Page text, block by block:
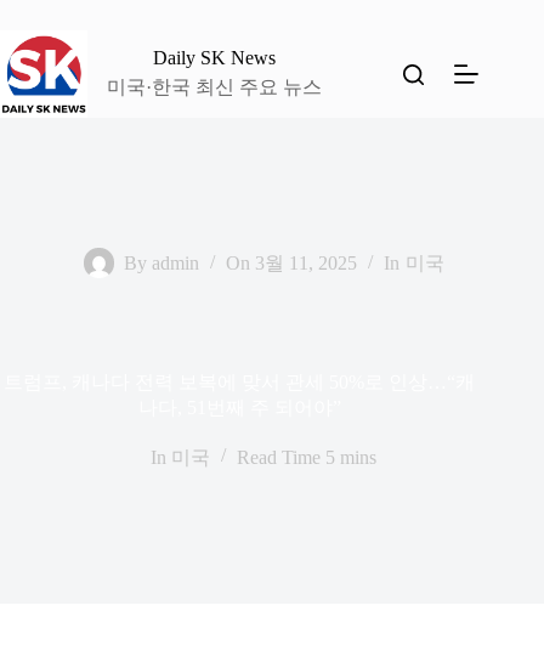
으
로
건
Daily SK News
미국·한국 최신 주요 뉴스
By admin On 3월 11, 2025 In 미국
In 미국 Read Time 5 mins